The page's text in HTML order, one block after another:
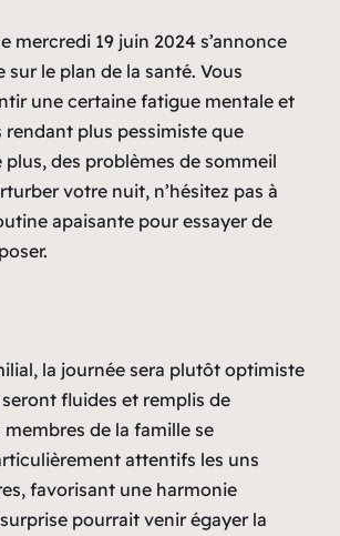
mercredi 19 juin 2024 s’annonce
le plan de la santé. Vous
une certaine fatigue mentale et
rendant plus pessimiste que
plus, des problèmes de sommeil
votre nuit, n’hésitez pas à
apaisante pour essayer de
la journée sera plutôt optimiste
fluides et remplis de
membres de la famille se
attentifs les uns
favorisant une harmonie
pourrait venir égayer la